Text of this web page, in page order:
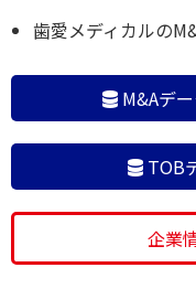
歯愛メディカルの
M&Aデ
TOB
企業